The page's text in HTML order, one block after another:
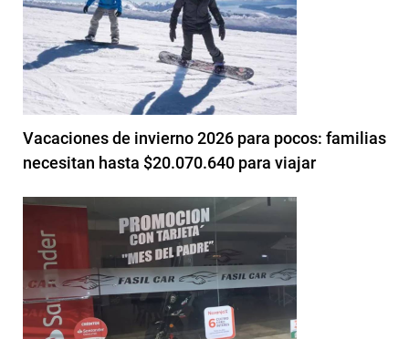
Vacaciones de invierno 2026 para pocos: familias
necesitan hasta $20.070.640 para viajar